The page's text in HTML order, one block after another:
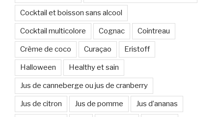
Cocktail et boisson sans alcool
Cocktail multicolore Cognac Cointreau
Crème de coco Curaçao Eristoff
Halloween Healthy et sain
Jus de canneberge ou jus de cranberry
Jus de citron Jus de pomme Jus d’ananas